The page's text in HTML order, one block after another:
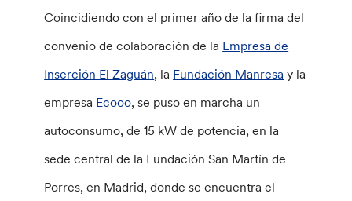
Coincidiendo con el primer año de la firma del
convenio de colaboración de la Empresa de
Inserción El Zaguán, la Fundación Manresa y la
empresa Ecooo, se puso en marcha un
autoconsumo, de 15 kW de potencia, en la
sede central de la Fundación San Martín de
Porres, en Madrid, donde se encuentra el